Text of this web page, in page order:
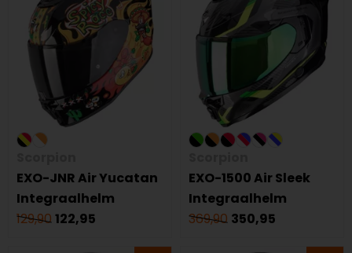
EXO-JNR Air Yucatan
Integraalhelm
129,90 122,95
EXO-1500 Air Sleek
Integraalhelm
369,90 350,95